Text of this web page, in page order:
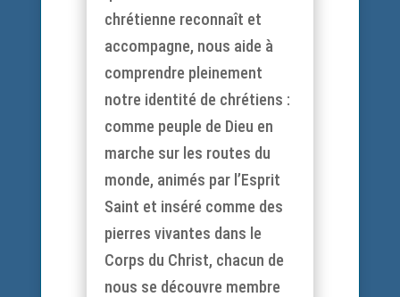
chrétienne reconnaît et
accompagne, nous aide à
comprendre pleinement
notre identité de chrétiens :
comme peuple de Dieu en
marche sur les routes du
monde, animés par l’Esprit
Saint et inséré comme des
pierres vivantes dans le
Corps du Christ, chacun de
nous se découvre membre